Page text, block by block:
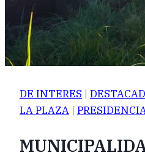
DE INTERES |
LA PLAZA |